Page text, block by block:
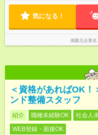
気になる！
掲載元企業名
＜資格があればOK
ンド整備スタッフ
紹介 職種未経験OK 社会人
WEB登録・面接OK